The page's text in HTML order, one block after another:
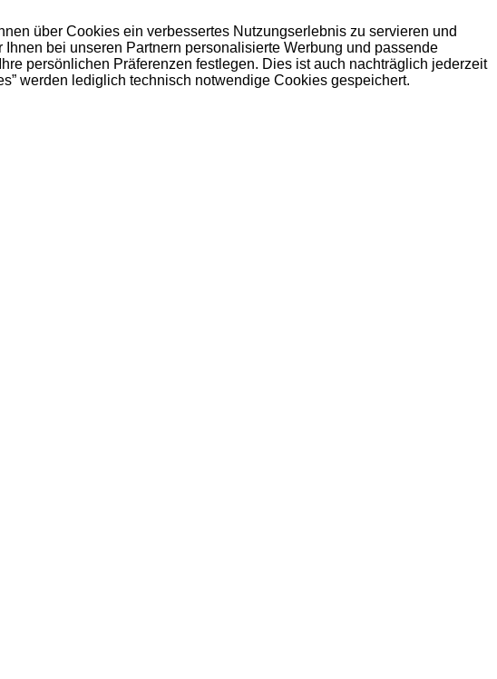
über Cookies ein verbessertes Nutzungserlebnis zu servieren und
bei unseren Partnern personalisierte Werbung und passende
persönlichen Präferenzen festlegen. Dies ist auch nachträglich jederzeit
werden lediglich technisch notwendige Cookies gespeichert.